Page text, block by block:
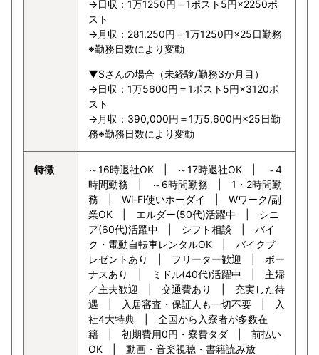
→日収：1万1250円＝1ポスト5円×2250ポ
スト
→月収：281,250円＝1万1250円×25日勤務
※勤務日数により変動
▼Sさんの場合（未経験/勤務3か月目）
→日収：1万5600円＝1ポスト5円×3120ポ
スト
→月収：390,000円＝1万5,600円×25日勤
務※勤務日数により変動
特徴
～16時退社OK | ～17時退社OK | ～4
時間勤務 | ～6時間勤務 | 1・2時間勤
務 | Wi-Fi使いホーダイ | Wワーク/副
業OK | エルダー(50代)活躍中 | シニ
ア(60代)活躍中 | シフト相談 | バイ
ク・電動自転車レンタルOK | バイクプ
レゼントあり | フリーター歓迎 | ボー
ナスあり | ミドル(40代)活躍中 | 主婦
／主夫歓迎 | 交通費あり | 充実した待
遇 | 入居審査・保証人も一切不要 | 入
社4大特典 | 全国から入寮者が多数在
籍 | 初期費用0円・寮費タダ | 前払い
OK | 動画・音楽視聴・書籍読み放